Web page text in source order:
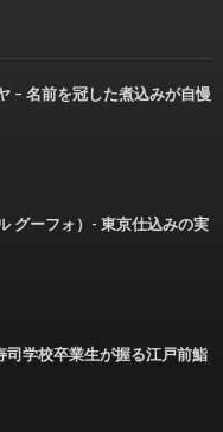
– 名前を冠した煮込みが自慢
グーフォ）- 東京仕込みの実
司学校卒業生が握る江戸前鮨